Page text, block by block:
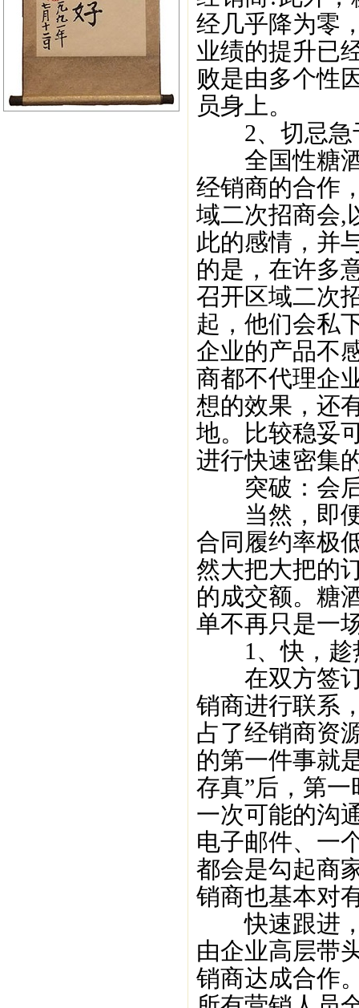
经几乎降为零
业绩的提升已
败是由多个性
员身上。
2、切忌急
全国性糖酒
经销商的合作
域二次招商会,
此的感情，并
的是，在许多
召开区域二次
起，他们会私
企业的产品不
商都不代理企
想的效果，还
地。比较稳妥
进行快速密集
突破：会后
当然，即便
合同履约率极
然大把大把的
的成交额。糖
单不再只是一
1、快，趁
在双方签订
销商进行联系
占了经销商资
的第一件事就
存真”后，第
一次可能的沟
电子邮件、一
都会是勾起商
销商也基本对
快速跟进，
由企业高层带
销商达成合作